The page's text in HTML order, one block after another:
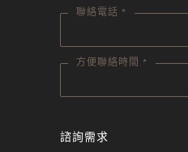
聯絡電話 *
方便聯絡時間 *
諮詢需求